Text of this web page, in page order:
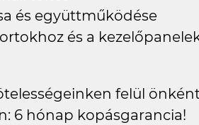
és együttműködése
és a
felül
6 hónap kopásgarancia!